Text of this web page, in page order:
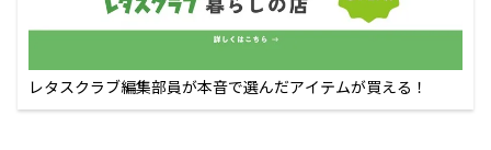
レタスクラブ編集部員が本音で選んだアイテムが買える！